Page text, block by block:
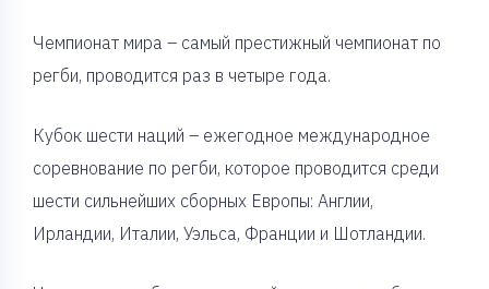
Чемпионат мира – самый престижный чемпионат по
регби, проводится раз в четыре года.
Кубок шести наций – ежегодное международное
соревнование по регби, которое проводится среди
шести сильнейших сборных Европы: Англии,
Ирландии, Италии, Уэльса, Франции и Шотландии.